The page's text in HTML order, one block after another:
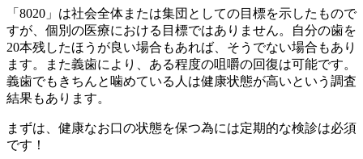
「8020」は社会全体または集団としての目標を示したもので
すが、個別の医療における目標ではありません。自分の歯を
20本残したほうが良い場合もあれば、そうでない場合もあり
ます。また義歯により、ある程度の咀嚼の回復は可能です。
義歯でもきちんと噛めている人は健康状態が高いという調査
結果もあります。
まずは、健康なお口の状態を保つ為には定期的な検診は必須
です！